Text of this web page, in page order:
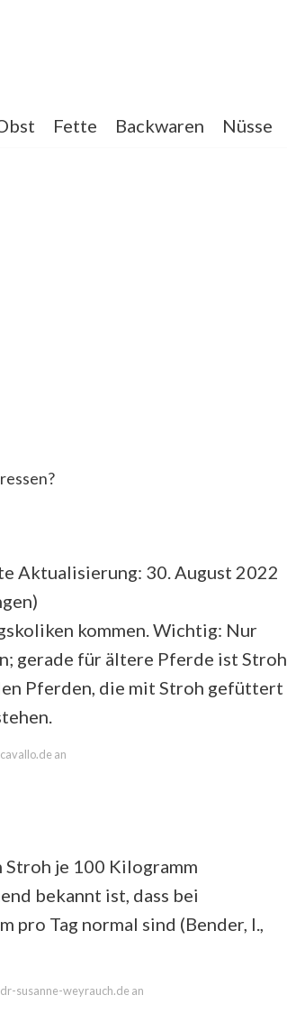
Fette Backwaren Nüsse
Aktualisierung: 30. August 2022
)
kommen. Wichtig: Nur
gerade für ältere Pferde ist Stroh
Pferden, die mit Stroh gefüttert
an
je 100 Kilogramm
bekannt ist, dass bei
pro Tag normal sind (Bender, I.,
susanne-weyrauch.de an